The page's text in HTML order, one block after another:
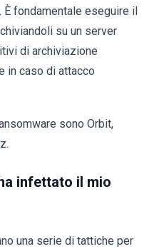
fondamentale eseguire il
su un server
di archiviazione
in caso di attacco
sono Orbit,
infettato il mio
una serie di tattiche per